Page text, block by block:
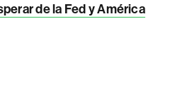
de la Fed y América